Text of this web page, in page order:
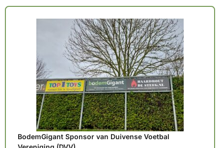
BodemGigant Sponsor van Duivense Voetbal